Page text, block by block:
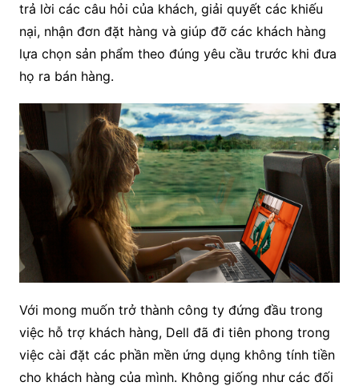
trả lời các câu hỏi của khách, giải quyết các khiếu
nại, nhận đơn đặt hàng và giúp đỡ các khách hàng
lựa chọn sản phẩm theo đúng yêu cầu trước khi đưa
họ ra bán hàng.
Với mong muốn trở thành công ty đứng đầu trong
việc hỗ trợ khách hàng, Dell đã đi tiên phong trong
việc cài đặt các phần mền ứng dụng không tính tiền
cho khách hàng của mình. Không giống như các đối